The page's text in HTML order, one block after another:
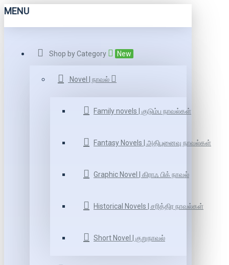
MENU
Shop by Category New
Novel | நாவல்
Family novels | குடும்ப நாவல்கள்
Fantasy Novels | அதிபுனைவு நாவல்கள்
Graphic Novel | கிராஃ பிக் நாவல்
Historical Novels | சரித்திர நாவல்கள்
Short Novel | குறுநாவல்